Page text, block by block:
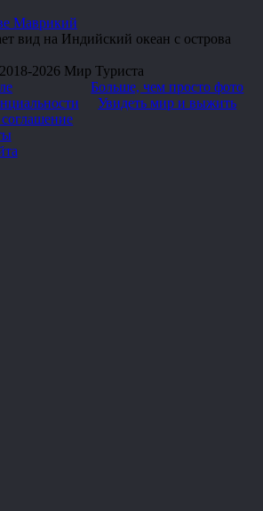
Маврикий
вид на Индийский океан с острова
2026 Мир Туриста
Больше, чем просто фото
Увидеть мир и выжить